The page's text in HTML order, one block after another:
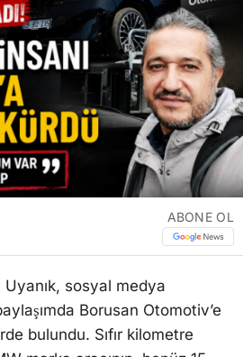
ABONE OL
Uyanık, sosyal medya
Borusan Otomotiv’e
bulundu. Sıfır kilometre